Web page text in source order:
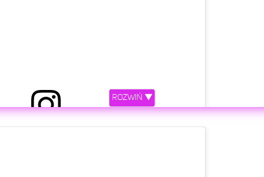
przez QCZAJ (@qczaj)
ROZWIŃ ▼